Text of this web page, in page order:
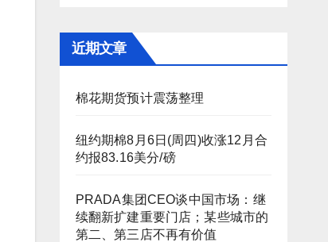
近期文章
棉花期货预计震荡整理
纽约期棉8月6日(周四)收涨12月合
约报83.16美分/磅
PRADA集团CEO谈中国市场：继
续翻新扩建重要门店；某些城市的
第二、第三店不再有价值